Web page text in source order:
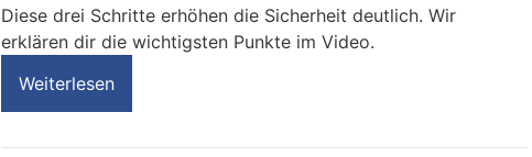
Diese drei Schritte erhöhen die Sicherheit deutlich. Wir
erklären dir die wichtigsten Punkte im Video.
Weiterlesen